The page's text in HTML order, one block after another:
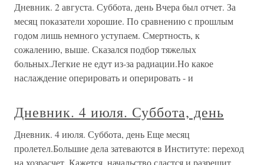
Дневник. 2 августа. Суббота, день Вчера был отчет. За
месяц показатели хорошие. По сравнению с прошлым
годом лишь немного уступаем. Смертность, к
сожалению, выше. Сказался подбор тяжелых
больных.Легкие не едут из-за радиации.Но какое
наслаждение оперировать и оперировать - и
Дневник. 4 июля. Суббота, день
Дневник. 4 июля. Суббота, день Еще месяц
пролетел.Большие дела затеваются в Институте: переход
на хозрасчет. Кажется, начальство сдастся и разрешит.